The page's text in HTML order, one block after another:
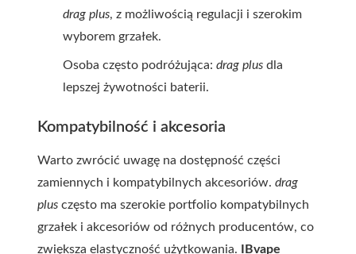
drag plus, z możliwością regulacji i szerokim
wyborem grzałek.
Osoba często podróżująca: drag plus dla
lepszej żywotności baterii.
Kompatybilność i akcesoria
Warto zwrócić uwagę na dostępność części
zamiennych i kompatybilnych akcesoriów. drag
plus często ma szerokie portfolio kompatybilnych
grzałek i akcesoriów od różnych producentów, co
zwiększa elastyczność użytkowania.
IBvape